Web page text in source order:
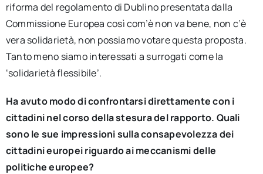
riforma del regolamento di Dublino presentata dalla
Commissione Europea così com’è non va bene, non c’è
vera solidarietà, non possiamo votare questa proposta.
Tanto meno siamo interessati a surrogati come la
‘solidarietà flessibile’.
Ha avuto modo di confrontarsi direttamente con i
cittadini nel corso della stesura del rapporto. Quali
sono le sue impressioni sulla consapevolezza dei
cittadini europei riguardo ai meccanismi delle
politiche europee?